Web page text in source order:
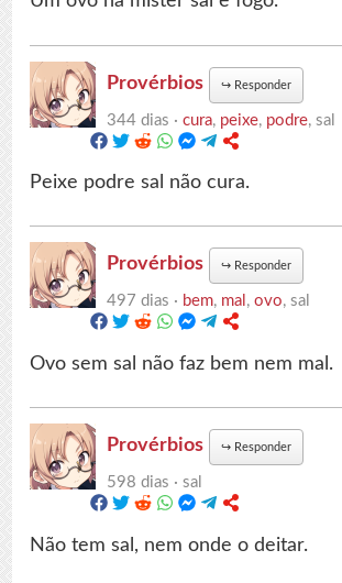
Provérbios ↪ Responder
344 dias ·cura, peixe, podre, sal
Peixe podre sal não cura.
Provérbios ↪ Responder
497 dias · bem, mal ,ovo, sal
Ovo sem sal não faz bem nem mal.
Provérbios ↪ Responder
598 dias ·sal
Não tem sal, nem onde o deitar.